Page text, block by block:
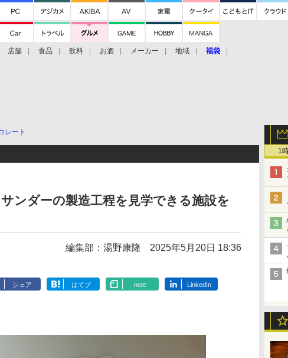
店舗 食品 飲料 お酒 メーカー 地域 福袋
1
レート
ンダーの製造工程を見学できる施設を
編集部：湯野康隆 2025年5月20日 18:36
シェア はてブ note LinkedIn